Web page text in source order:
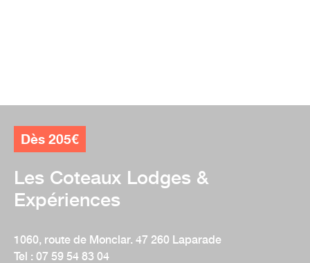
Dès 205€
Les Coteaux Lodges &
Expériences
1060, route de Monclar. 47 260 Laparade
Tel : 07 59 54 83 04